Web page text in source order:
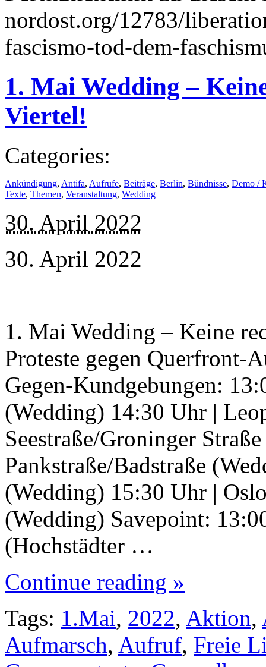
nordost.org/12783/
fascismo-tod-dem-
1. Mai Wedding –
Viertel!
Categories:
Ankündigung, Antifa, Aufrufe, Beiträge, Berlin, Bündnisse, Demo /
Texte, Themen, Veranstaltung, Wedding
30. April 2022
30. April 2022
1. Mai Wedding – Keine
Proteste gegen Querfront-
Gegen-Kundgebungen:
(Wedding) 14:30 Uhr |
Seestraße/Groninger
Pankstraße/Badstraße
(Wedding) 15:30 Uhr |
(Wedding) Savepoint:
(Hochstädter …
Continue reading »
Tags: 1.Mai, 2022, Aktion,
Aufmarsch, Aufruf, Freie